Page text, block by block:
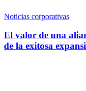
Noticias corporativas
El valor de una
de la exitosa